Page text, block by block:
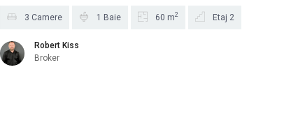
3 Camere 1 Baie 60 m2 Etaj 2
Robert Kiss
Broker